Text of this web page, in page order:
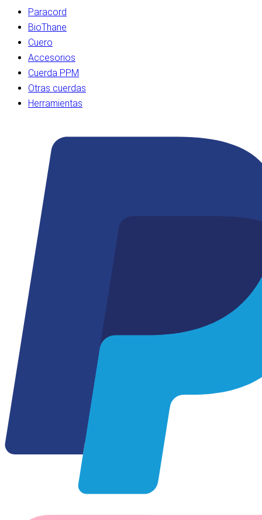
Paracord
BioThane
Cuero
Accesorios
Cuerda PPM
Otras cuerdas
Herramientas